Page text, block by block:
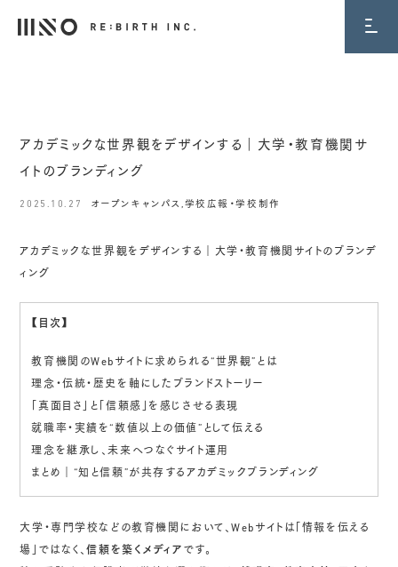
BLOG
アカデミックな世界観をデザインする｜大学・教育機関サ
イトのブランディング
2025.10.27 オープンキャンパス ,学校広報・学校制作
アカデミックな世界観をデザインする｜大学・教育機関サイトのブランデ
ィング
【目次】
教育機関のWebサイトに求められる“世界観”とは
理念・伝統・歴史を軸にしたブランドストーリー
「真面目さ」と「信頼感」を感じさせる表現
就職率・実績を“数値以上の価値”として伝える
理念を継承し、未来へつなぐサイト運用
まとめ｜“知と信頼”が共存するアカデミックブランディング
大学・専門学校などの教育機関において、Webサイトは「情報を伝える
場」ではなく、信頼を築くメディア です。